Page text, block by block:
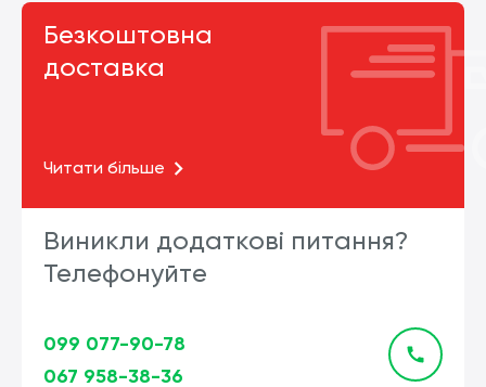
Безкоштовна
доставка
Читати більше
Виникли додаткові питання?
Телефонуйте
099 077-90-78
067 958-38-36